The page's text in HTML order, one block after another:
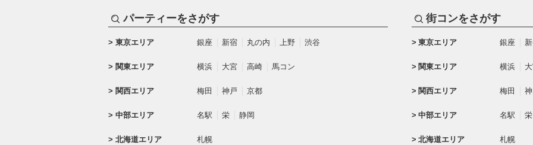
パーティーをさがす
東京エリア 銀座 新宿 丸の内 上野 渋谷
関東エリア 横浜 大宮 高崎 馬コン
関西エリア 梅田 神戸 京都
中部エリア 名駅 栄 静岡
北海道エリア 札幌
街コンをさがす
東京エリア 銀座
関東エリア 横浜
関西エリア 梅田
中部エリア 名駅 栄
北海道エリア 札幌